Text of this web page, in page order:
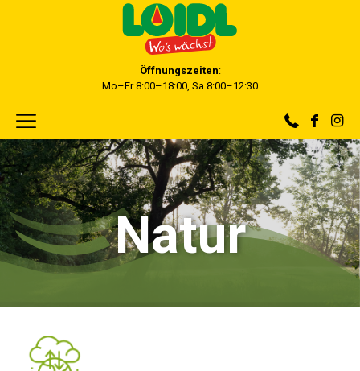
Öffnungszeiten:
Mo–Fr 8:00–18:00, Sa 8:00–12:30
Natur